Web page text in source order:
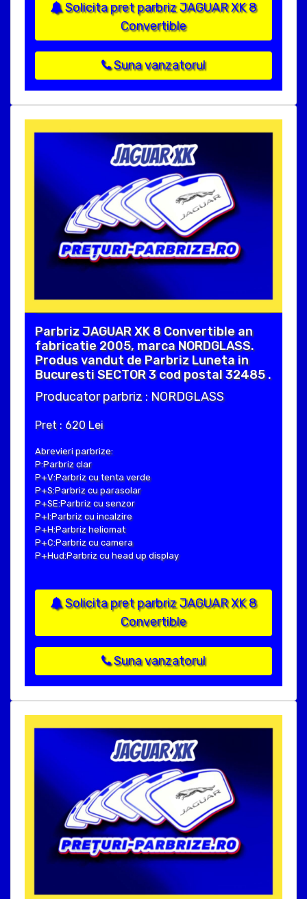
Solicita pret parbriz JAGUAR XK 8
Convertible
Suna vanzatorul
Parbriz JAGUAR XK 8 Convertible an
fabricatie 2005, marca NORDGLASS.
Produs vandut de Parbriz Luneta in
Bucuresti SECTOR 3 cod postal 32485 .
Producator parbriz : NORDGLASS
Pret : 620 Lei
Abrevieri parbrize:
P:Parbriz clar
P+V:Parbriz cu tenta verde
P+S:Parbriz cu parasolar
P+SE:Parbriz cu senzor
P+I:Parbriz cu incalzire
P+H:Parbriz heliomat
P+C:Parbriz cu camera
P+Hud:Parbriz cu head up display
Solicita pret parbriz JAGUAR XK 8
Convertible
Suna vanzatorul